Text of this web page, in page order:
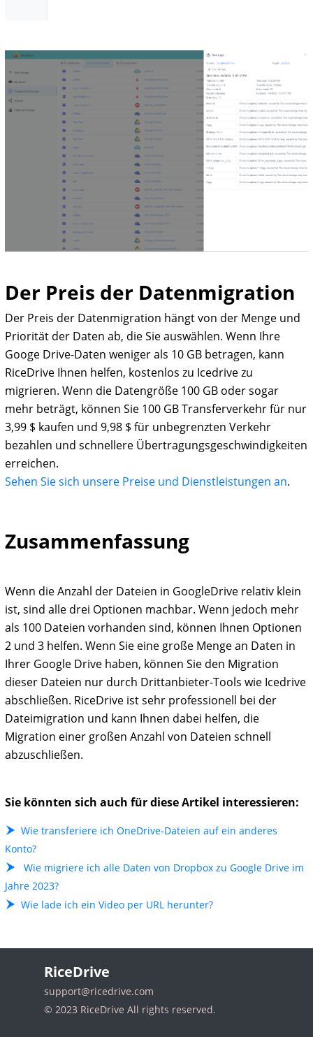
Der Preis der Datenmigration
Der Preis der Datenmigration hängt von der Menge und
Priorität der Daten ab, die Sie auswählen. Wenn Ihre
Googe Drive-Daten weniger als 10 GB betragen, kann
RiceDrive Ihnen helfen, kostenlos zu Icedrive zu
migrieren. Wenn die Datengröße 100 GB oder sogar
mehr beträgt, können Sie 100 GB Transferverkehr für nur
3,99 $ kaufen und 9,98 $ für unbegrenzten Verkehr
bezahlen und schnellere Übertragungsgeschwindigkeiten
erreichen.
Sehen Sie sich unsere Preise und Dienstleistungen an.
Zusammenfassung
Wenn die Anzahl der Dateien in GoogleDrive relativ klein
ist, sind alle drei Optionen machbar. Wenn jedoch mehr
als 100 Dateien vorhanden sind, können Ihnen Optionen
2 und 3 helfen. Wenn Sie eine große Menge an Daten in
Ihrer Google Drive haben, können Sie den Migration
dieser Dateien nur durch Drittanbieter-Tools wie Icedrive
abschließen. RiceDrive ist sehr professionell bei der
Dateimigration und kann Ihnen dabei helfen, die
Migration einer großen Anzahl von Dateien schnell
abzuschließen.
Sie könnten sich auch für diese Artikel interessieren:
Wie transferiere ich OneDrive-Dateien auf ein anderes
Konto?
Wie migriere ich alle Daten von Dropbox zu Google Drive im
Jahre 2023?
Wie lade ich ein Video per URL herunter?
RiceDrive
support@ricedrive.com
© 2023 RiceDrive All rights reserved.